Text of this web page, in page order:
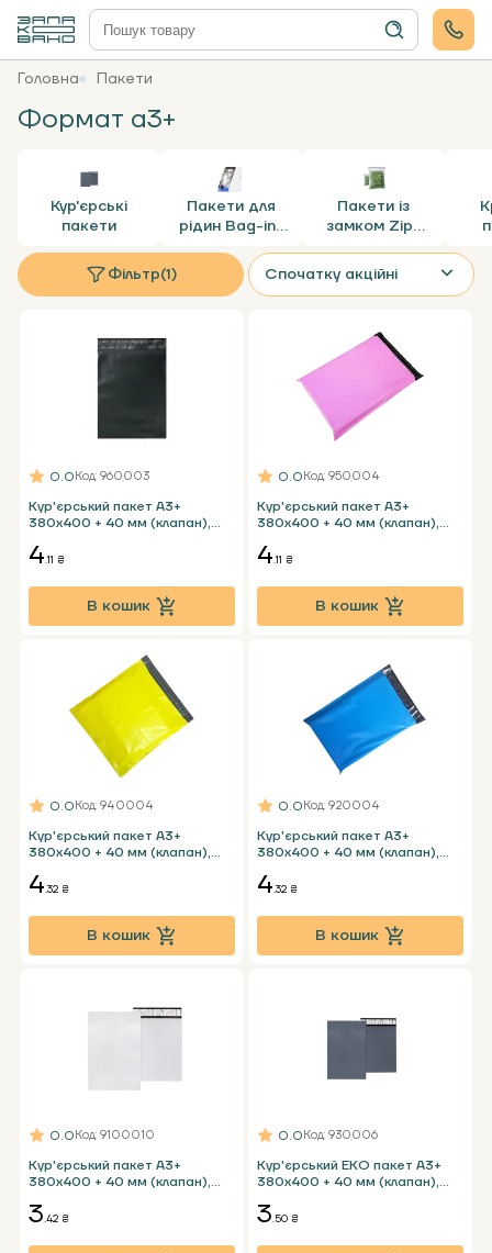
Головна Пакети
Формат а3+
Кур'єрські
пакети
Пакети для
рідин Bag-in-
Пакети із
замком Zip-
Фільтр(1) Спочатку акційні
Кур'єрський пакет А3+
380х400 + 40 мм (клапан),
0.0Код: 960003
4.11 ₴
В кошик
Кур'єрський пакет А3+
380х400 + 40 мм (клапан),
0.0Код: 950004
4.11 ₴
В кошик
Кур'єрський пакет А3+
380х400 + 40 мм (клапан),
0.0Код: 940004
4.32 ₴
В кошик
Кур'єрський пакет А3+
380х400 + 40 мм (клапан),
0.0Код: 920004
4.32 ₴
В кошик
Кур'єрський пакет А3+
380х400 + 40 мм (клапан),
0.0Код: 9100010
3.42 ₴
Кур'єрський ЕКО пакет А3+
380х400 + 40 мм (клапан),
0.0Код: 930006
3.50 ₴